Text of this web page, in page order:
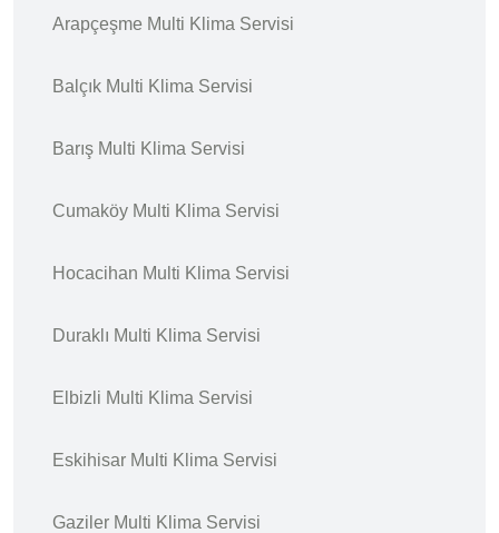
Arapçeşme Multi Klima Servisi
Balçık Multi Klima Servisi
Barış Multi Klima Servisi
Cumaköy Multi Klima Servisi
Hocacihan Multi Klima Servisi
Duraklı Multi Klima Servisi
Elbizli Multi Klima Servisi
Eskihisar Multi Klima Servisi
Gaziler Multi Klima Servisi